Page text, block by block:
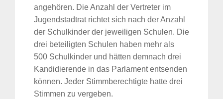
angehören. Die Anzahl der Vertreter im
Jugendstadtrat richtet sich nach der Anzahl
der Schulkinder der jeweiligen Schulen. Die
drei beteiligten Schulen haben mehr als
500 Schulkinder und hätten demnach drei
Kandidierende in das Parlament entsenden
können. Jeder Stimmberechtigte hatte drei
Stimmen zu vergeben.